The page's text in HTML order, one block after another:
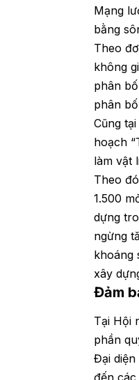
Mạng
bằng
Theo
không
phân
phân
Cũng
hoạch
làm vật
Theo
1.500
dựng
ngừng
khoáng
xây
Đảm
Tại Hội
phần
Đại
đến